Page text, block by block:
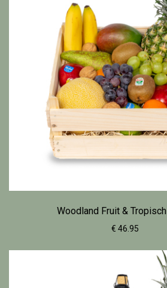
Woodland Fruit &
€ 46.95